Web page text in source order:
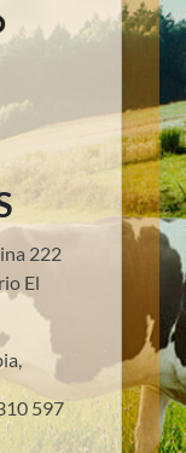
222
El
597